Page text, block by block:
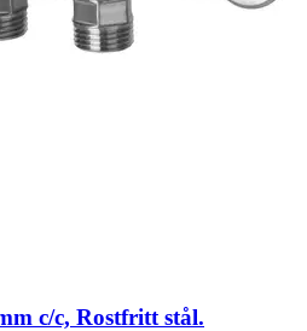
c/c, Rostfritt stål.